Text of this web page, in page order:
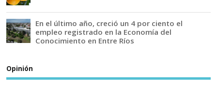
En el último año, creció un 4 por ciento el
empleo registrado en la Economía del
Conocimiento en Entre Ríos
Opinión